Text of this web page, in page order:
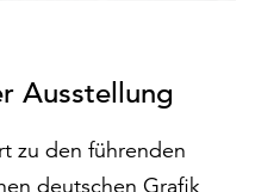
Ausstellung
zu den führenden
deutschen Grafik